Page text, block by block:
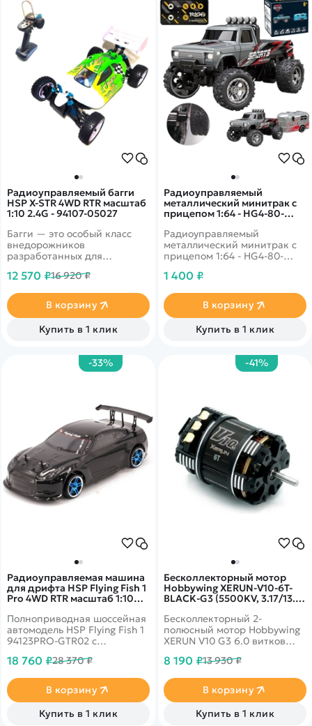
Радиоуправляемый багги
HSP X-STR 4WD RTR масштаб
1:10 2.4G - 94107-05027
Багги — это особый класс
внедорожников
разработанных для
гравийным, снежным или
большой скорости с
эффектными прыжками. Вы
сможете входить в повороты
на огромной скорости в
способствует низкий центр
тяжести и приземистость
12 570 ₽16 920 ₽
В корзину
Купить в 1 клик
Радиоуправляемый
металлический минитрак с
прицепом 1:64 - HG4-80-
Радиоуправляемый
металлический минитрак с
прицепом 1:64 - HG4-80-
модель джипа в комплекте с
разработана специально для
преодоления всевозможных
препятствий, все колёса
имеют амортизацию и
который позволяет
запускать модели и на
1 400 ₽
В корзину
Купить в 1 клик
-33%
Радиоуправляемая машина
для дрифта HSP Flying Fish 1
Pro 4WD RTR масштаб 1:10
Полноприводная шоссейная
автомодель HSP Flying Fish 1
94123PRO-GTR02 с
предназначенная для
с низким сцеплением.
Подвеска модели позволяет
производить точные
настройки углов развала и
18 760 ₽28 370 ₽
В корзину
Купить в 1 клик
-41%
Бесколлекторный мотор
Hobbywing XERUN-V10-6T-
BLACK-G3 (5500KV, 3.17/13.3,
Бесколлекторный 2-
полюсный мотор Hobbywing
XERUN V10 G3 6.0 витков
для шоссейных и дрифтовых
8 190 ₽13 930 ₽
В корзину
Купить в 1 клик